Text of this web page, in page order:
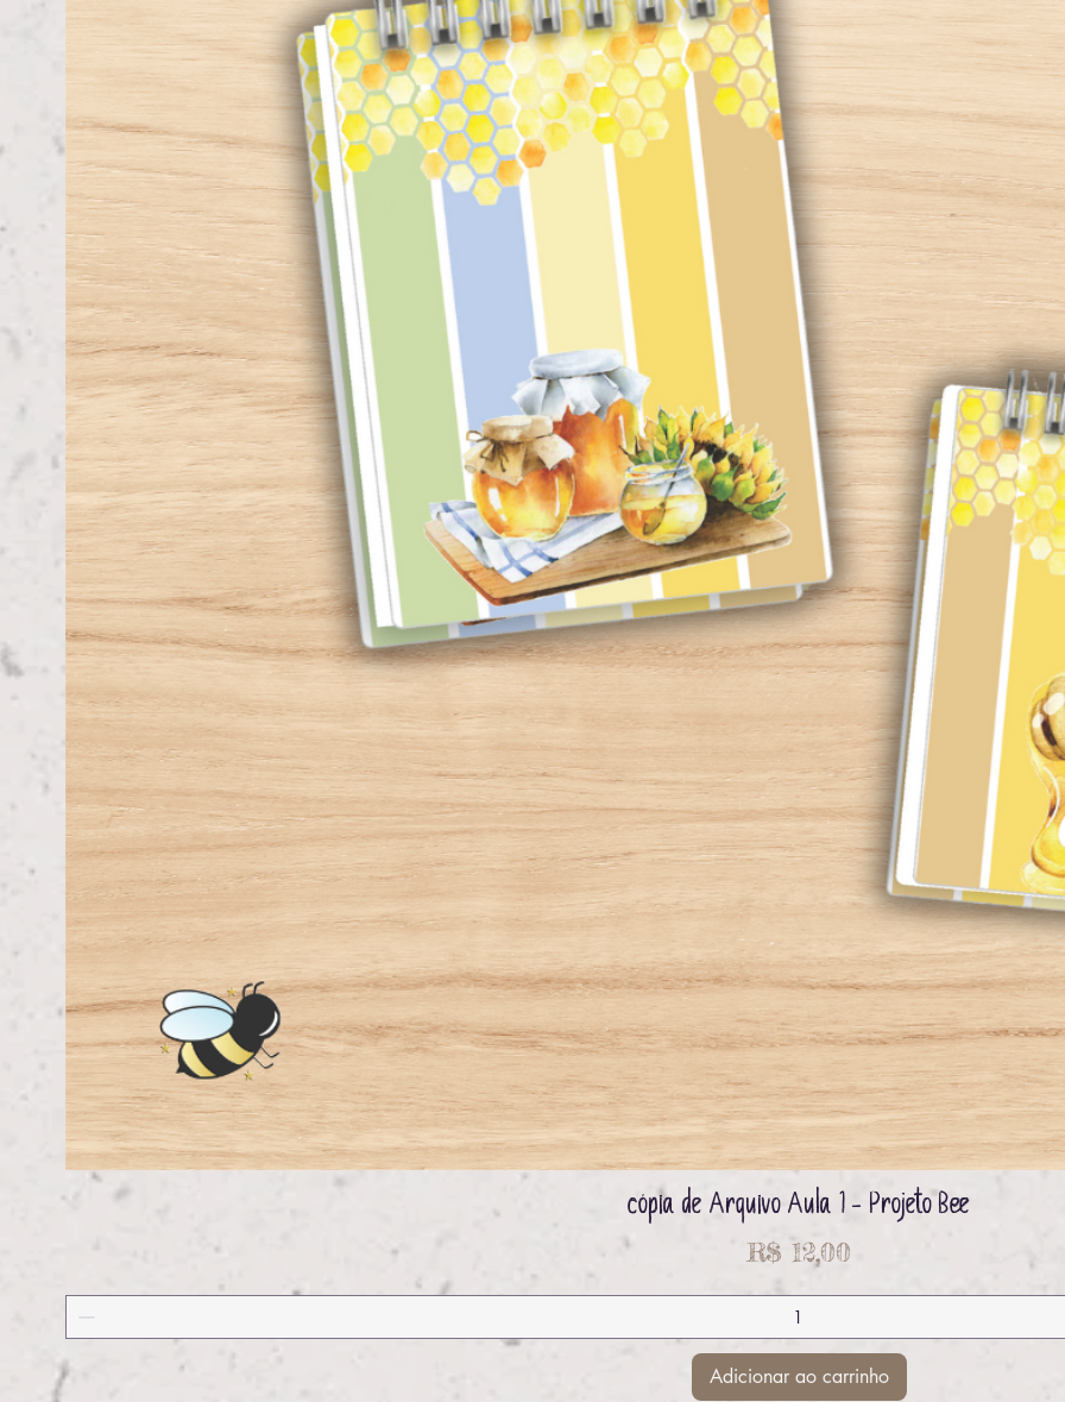
Visualização rápida
cópia de Arquivo Aula 1 - Projeto Bee
Preço
R$ 12,00
Adicionar ao carrinho